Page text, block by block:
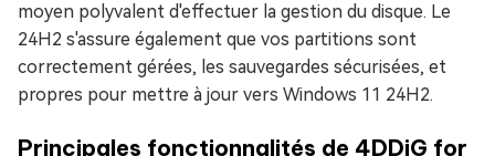
moyen polyvalent d'effectuer la gestion du disque. Le
24H2 s'assure également que vos partitions sont
correctement gérées, les sauvegardes sécurisées, et
propres pour mettre à jour vers Windows 11 24H2.
Principales fonctionnalités de 4DDiG for